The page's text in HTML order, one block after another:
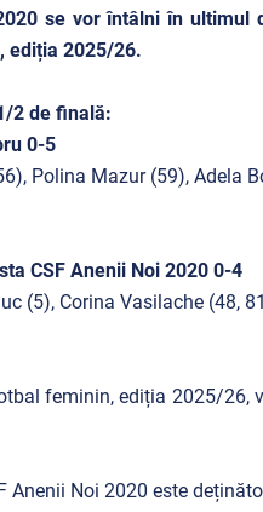
se vor întâlni în
ediția 2025/26.
2 de finală:
0-5
Polina Mazur (59), Adela
CSF Anenii Noi 2020 0-4
(5), Corina Vasilache (48,
feminin, ediția 2025/26,
Anenii Noi 2020 este